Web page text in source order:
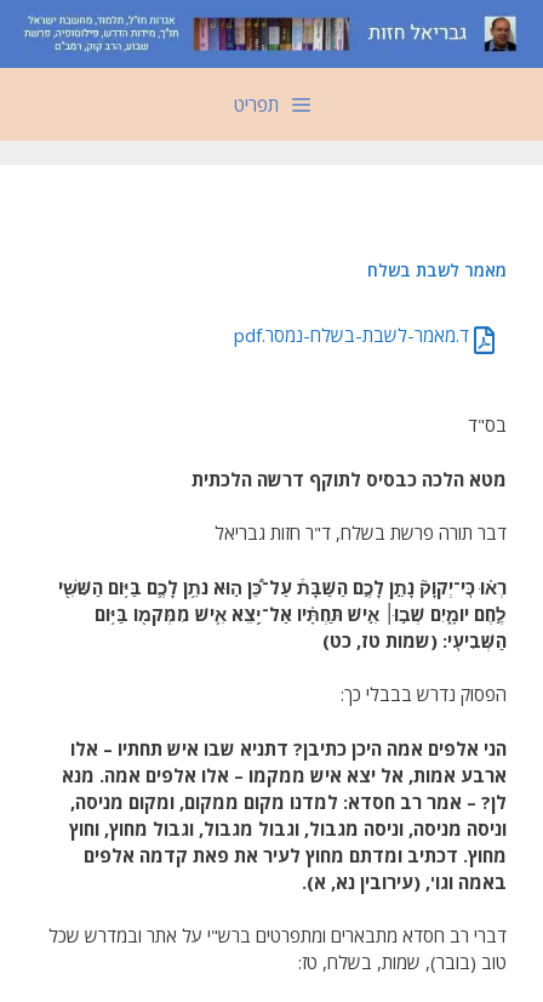
לדלג
לתוכן
תפריט
מאמר לשבת בשלח
ד.מאמר-לשבת-בשלח-נמסר.pdf
בס"ד
מטא הלכה כבסיס לתוקף דרשה הלכתית
דבר תורה פרשת בשלח, ד"ר חזות גבריאל
רְא֗וּ כִּֽי־יְקֹוָק֘ נָתַ֣ן לָכֶ֣ם הַשַּׁבָּת֒ עַל־כֵּ֠ן ה֣וּא נֹתֵ֥ן לָכֶ֛ם בַּיּ֥וֹם הַשִּׁשִּׁ֖י
לֶ֣חֶם יוֹמָ֑יִם שְׁב֣וּ׀ אִ֣ישׁ תַּחְתָּ֗יו אַל־יֵ֥צֵא אִ֛ישׁ מִמְּקֹמ֖וֹ בַּיּ֥וֹם
הַשְּׁבִיעִֽי: (שמות טז, כט)
הפסוק נדרש בבבלי כך:
הני אלפים אמה היכן כתיבן? דתניא שבו איש תחתיו – אלו
ארבע אמות, אל יצא איש ממקמו – אלו אלפים אמה. מנא
לן? – אמר רב חסדא: למדנו מקום ממקום, ומקום מניסה,
וניסה מניסה, וניסה מגבול, וגבול מגבול, וגבול מחוץ, וחוץ
מחוץ. דכתיב ומדתם מחוץ לעיר את פאת קדמה אלפים
באמה וגו', (עירובין נא, א).
דברי רב חסדא מתבארים ומתפרטים ברש"י על אתר ובמדרש שכל
טוב (בובר), שמות, בשלח, טז: